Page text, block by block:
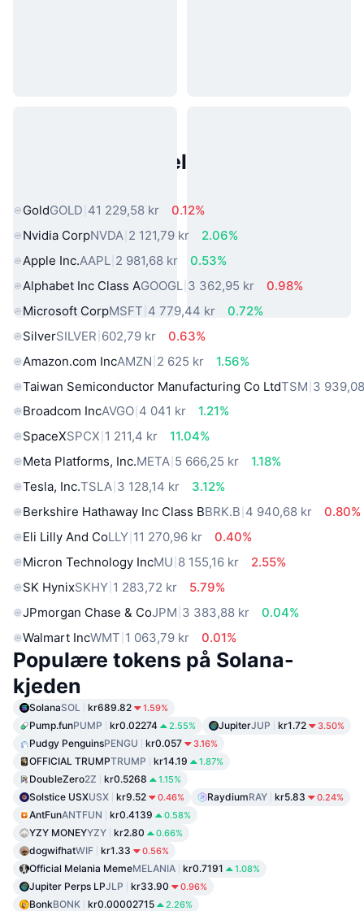
Populære eiendeler fra den
GoldGOLD 41 229,58 kr
0.12%
Nvidia CorpNVDA 2 121,79 kr
2.06%
Apple Inc.AAPL 2 981,68 kr
0.53%
Alphabet Inc Class AGOOGL 3 362,95 kr
0.98%
Microsoft CorpMSFT 4 779,44 kr
0.72%
SilverSILVER 602,79 kr
0.63%
Amazon.com IncAMZN 2 625 kr
1.56%
Taiwan Semiconductor Manufacturing Co LtdTSM 3
Broadcom IncAVGO 4 041 kr
1.21%
SpaceXSPCX 1 211,4 kr
11.04%
Meta Platforms, Inc.META 5 666,25 kr
1.18%
Tesla, Inc.TSLA 3 128,14 kr
3.12%
Berkshire Hathaway Inc Class BBRK.B 4 940,68 kr
0.80%
Eli Lilly And CoLLY 11 270,96 kr
0.40%
Micron Technology IncMU 8 155,16 kr
2.55%
SK HynixSKHY 1 283,72 kr
5.79%
JPmorgan Chase & CoJPM 3 383,88 kr
0.04%
Walmart IncWMT 1 063,79 kr 0.01%
Populære tokens på Solana-
kjeden
SolanaSOL kr689.82 1.59%
Pump.funPUMP kr0.02274 2.55% JupiterJUP kr1.72 3.50%
Pudgy PenguinsPENGU kr0.057 3.16%
OFFICIAL TRUMPTRUMP kr14.19 1.87%
DoubleZero2Z kr0.5268 1.15%
Solstice USXUSX kr9.52 0.46% RaydiumRAY kr5.83 0.24%
AntFunANTFUN kr0.4139 0.58%
YZY MONEYYZY kr2.80 0.66%
dogwifhatWIF kr1.33 0.56%
Official Melania MemeMELANIA kr0.7191 1.08%
Jupiter Perps LPJLP kr33.90 0.96%
BonkBONK kr0.00002715 2.26%